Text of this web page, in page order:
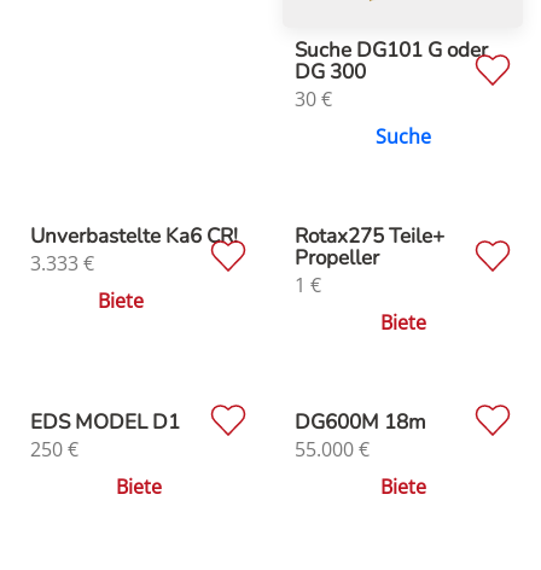
Suche DG101 G oder
DG 300
30€
Suche
Unverbastelte Ka6 CR!
3.333 €
Biete
Rotax275 Teile+
Propeller
1 €
Biete
EDS MODEL D1
250€
Biete
DG600M 18m
55.000€
Biete